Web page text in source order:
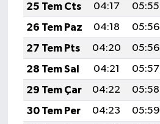
25 Tem Cts
04:17 05:55
26 Tem Paz
04:18 05:56
27 Tem Pts
04:20 05:56
28 Tem Sal
04:21 05:57
29 Tem Çar
04:22 05:58
30 Tem Per
04:23 05:59